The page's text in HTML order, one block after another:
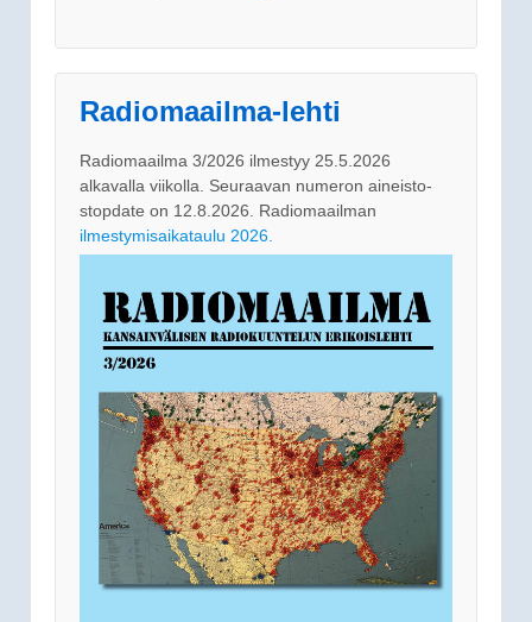
Radiomaailma-lehti
Radiomaailma 3/2026 ilmestyy 25.5.2026
alkavalla viikolla. Seuraavan numeron aineisto-
stopdate on 12.8.2026. Radiomaailman
ilmestymisaikataulu 2026.